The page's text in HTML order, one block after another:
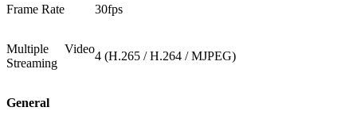
Frame Rate 30fps
Multiple Video
Streaming
4 (H.265 / H.264 / MJPEG)
General